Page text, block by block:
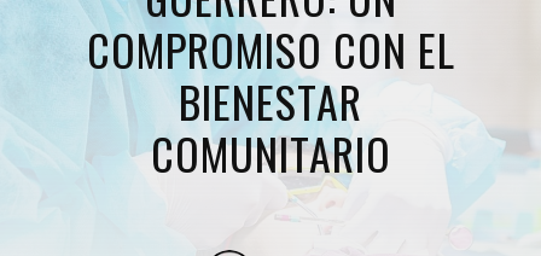
COMPROMISO CON EL
BIENESTAR
COMUNITARIO